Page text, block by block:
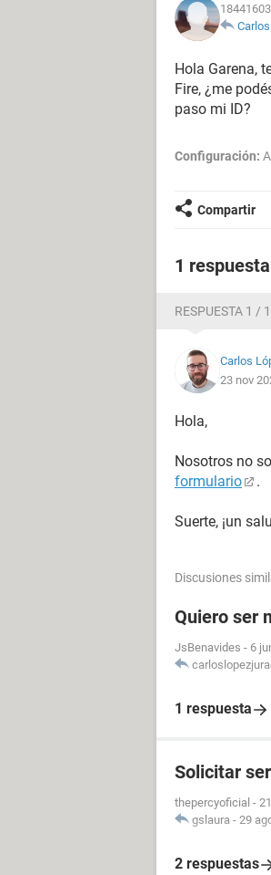
Hola Garena,
Fire, ¿me
paso mi ID?
Configuración:
Compartir
1 respuesta
RESPUESTA 1 / 1
Carlos
23 nov
Hola,
Nosotros no
formulario
.
Suerte, ¡un
Discusiones
Quiero ser
JsBenavides - 6
1 respuesta
Solicitar
thepercyoficial -
gslaura - 29
2 respuestas